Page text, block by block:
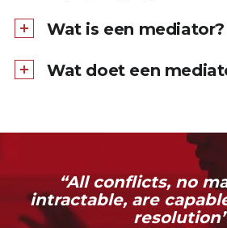
Wat is een mediator?
Wat doet een
“All conflicts, no
intractable, are